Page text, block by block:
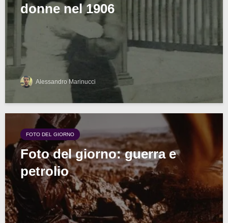
donne nel 1906
Alessandro Marinucci
FOTO DEL GIORNO
Foto del giorno: guerra e
petrolio